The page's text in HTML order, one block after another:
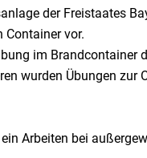
der Freistaates
Container vor.
im Brandcontainer
wurden Übungen zur
Arbeiten bei